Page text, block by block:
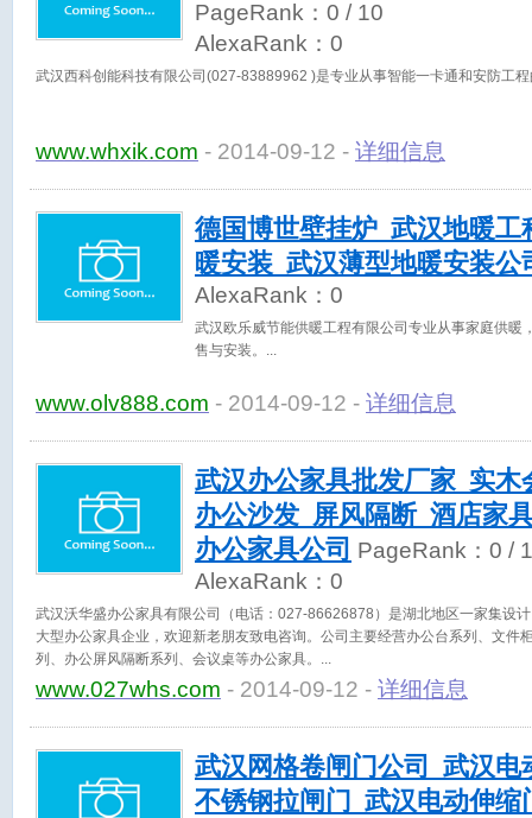
PageRank： 0 / 10
AlexaRank： 0
武汉西科创能科技有限公司(027-83889962 )是专业从事智能一卡通和安防工
www.whxik.com - 2014-09-12 - 详细信息
德国博世壁挂炉_武汉地暖工
暖安装_武汉薄型地暖安装公
AlexaRank： 0
武汉欧乐威节能供暖工程有限公司专业从事家庭供暖
售与安装。
www.olv888.com - 2014-09-12 - 详细信息
武汉办公家具批发厂家_实木
办公沙发_屏风隔断_酒店家
办公家具公司 PageRank： 0 /
AlexaRank： 0
武汉沃华盛办公家具有限公司（电话：027-86626878）是湖北地区一家集设
大型办公家具企业，欢迎新老朋友致电咨询。公司主要经营办公台系列、文件
列、办公屏风隔断系列、会议桌等办公家具。
www.027whs.com - 2014-09-12 - 详细信息
武汉网格卷闸门公司_武汉电
不锈钢拉闸门_武汉电动伸缩